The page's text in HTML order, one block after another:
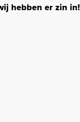
hebben er zin in!